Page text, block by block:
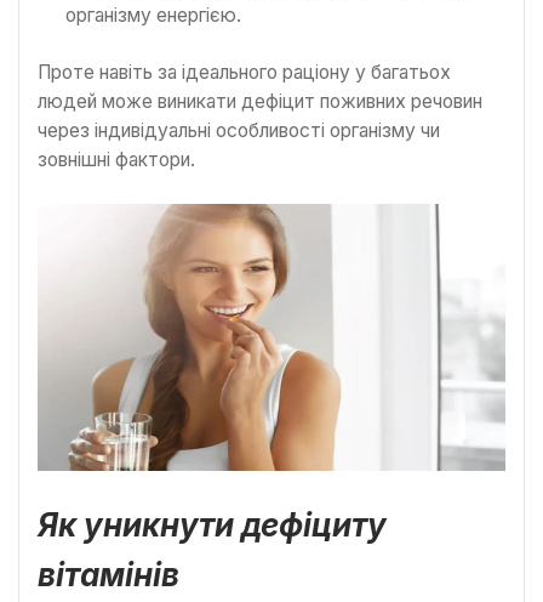
організму енергією.
Проте навіть за ідеального раціону у багатьох
людей може виникати дефіцит поживних речовин
через індивідуальні особливості організму чи
зовнішні фактори.
Як уникнути дефіциту
вітамінів